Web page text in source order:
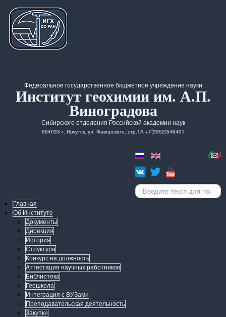
Федеральное государственное бюджетное учреждение науки
Институт геохимии им. А.П.
Виноградова
Сибирского отделения Российской академии наук
664033 г. Иркутск, ул. Фаворского, стр.1А +7(3952)546401
Искать...
Главная
Об Институте
Документы
Дирекция
История
Структура
Конкурс на должность
Аттестация научных работников
Библиотека
Геошкола
Интеграция с ВУЗами
Преподавательская деятельность
Закупки